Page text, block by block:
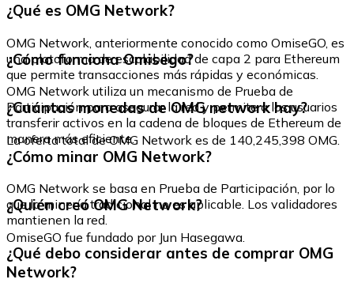
¿Qué es OMG Network?
OMG Network, anteriormente conocido como OmiseGO, es
una plataforma de escalabilidad de capa 2 para Ethereum
que permite transacciones más rápidas y económicas.
¿Cómo funciona Omisego?
OMG Network utiliza un mecanismo de Prueba de
Participación para asegurar la red y permite a los usuarios
transferir activos en la cadena de bloques de Ethereum de
manera más eficiente.
¿Cuántas monedas de OMG network hay?
La oferta total de OMG Network es de 140,245,398 OMG.
¿Cómo minar OMG Network?
OMG Network se basa en Prueba de Participación, por lo
que la minería tradicional no es aplicable. Los validadores
mantienen la red.
¿Quién creó OMG Network?
OmiseGO fue fundado por Jun Hasegawa.
¿Qué debo considerar antes de comprar OMG
Network?